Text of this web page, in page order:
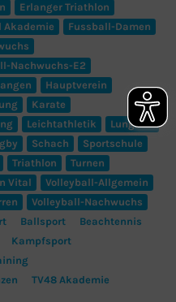
Erlanger Triathlon
Akademie
Fussball-Damen
Nachwuchs-E2
Hauptverein
Karate
Leichtathletik
Lungerer
Schach
Sportschule
Triathlon
Turnen
Vital
Volleyball-Allgemein
Volleyball-Nachwuchs
Ballsport
Beachtennis
Kampfsport
TV48 Akademie